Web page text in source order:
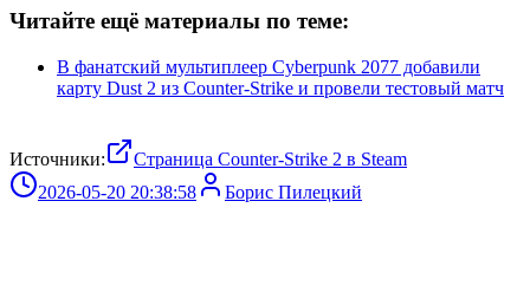
Читайте ещё материалы по теме:
В фанатский мультиплеер Cyberpunk 2077 добавили
карту Dust 2 из Counter-Strike и провели тестовый матч
Источники:
Страница Counter-Strike 2 в Steam
2026-05-20 20:38:58
Борис Пилецкий